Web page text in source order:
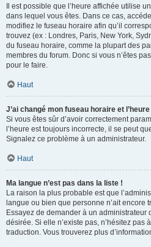
Il est possible que l’heure affichée utilise
dans lequel vous êtes. Dans ce cas,
modifiez le fuseau horaire afin qu’il
trouvez (ex : Londres, Paris, New York,
du fuseau horaire, comme la plupart des
membres du forum. Donc si vous n’êtes
pour le faire.
Haut
J’ai changé mon fuseau horaire et
Si vous êtes sûr d’avoir correctement
l’heure est toujours incorrecte, il se peut
Signalez ce problème à un administrateur.
Haut
Ma langue n’est pas dans la liste !
La raison la plus probable est que
langue ou bien que personne n’ait encore
Essayez de demander à un administrateur
désirée. Si elle n’existe pas, n’hésitez pas
traduction. Vous trouverez plus